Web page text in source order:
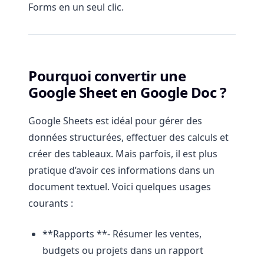
Forms en un seul clic.
Pourquoi convertir une
Google Sheet en Google Doc ?
Google Sheets est idéal pour gérer des
données structurées, effectuer des calculs et
créer des tableaux. Mais parfois, il est plus
pratique d’avoir ces informations dans un
document textuel. Voici quelques usages
courants :
**Rapports **- Résumer les ventes,
budgets ou projets dans un rapport